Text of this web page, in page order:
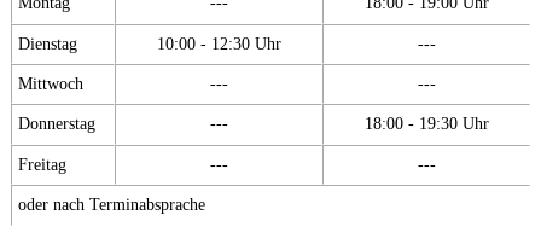
Dienstag 10:00 - 12:30 Uhr ---
Mittwoch --- ---
Donnerstag --- 18:00 - 19:30 Uhr
Freitag --- ---
oder nach Terminabsprache